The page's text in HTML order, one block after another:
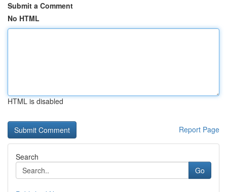
Submit a Comment
No HTML
HTML is disabled
Report Page
Search
Go